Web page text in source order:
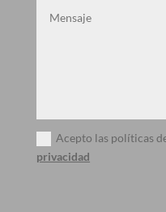
Acepto las políticas
privacidad